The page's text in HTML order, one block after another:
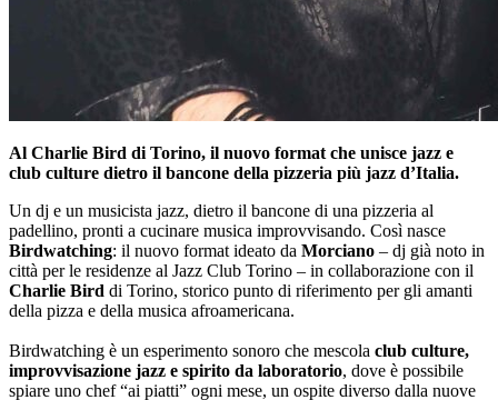
Al Charlie Bird di Torino, il nuovo format che unisce jazz e
club culture dietro il bancone della pizzeria più jazz d’Italia.
Un dj e un musicista jazz, dietro il bancone di una pizzeria al
padellino, pronti a cucinare musica improvvisando. Così nasce
Birdwatching: il nuovo format ideato da Morciano – dj già noto in
città per le residenze al Jazz Club Torino – in collaborazione con il
Charlie Bird di Torino, storico punto di riferimento per gli amanti
della pizza e della musica afroamericana.
Birdwatching è un esperimento sonoro che mescola club culture,
improvvisazione jazz e spirito da laboratorio, dove è possibile
spiare uno chef “ai piatti” ogni mese, un ospite diverso dalla nuove